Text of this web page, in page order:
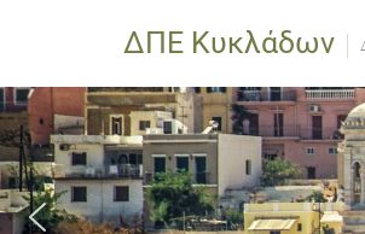
ΔΠΕ Κυκλάδων